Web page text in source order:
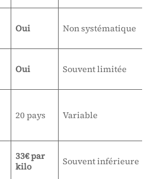
Oui Non systématique
Oui Souvent limitée
20 pays Variable
33€ par
kilo
Souvent inférieure